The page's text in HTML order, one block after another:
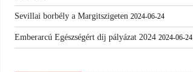
Sevillai borbély a Margitszigeten 2024-06-24
Emberarcú Egészségért díj pályázat 2024 2024-06-24